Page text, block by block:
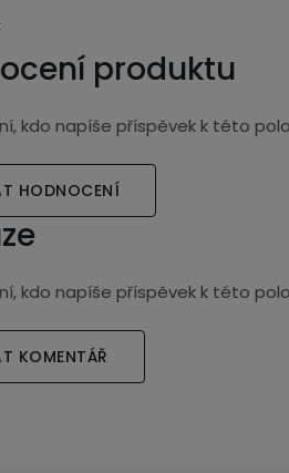
produktu
kdo napíše příspěvek k této
HODNOCENÍ
kdo napíše příspěvek k této
KOMENTÁŘ